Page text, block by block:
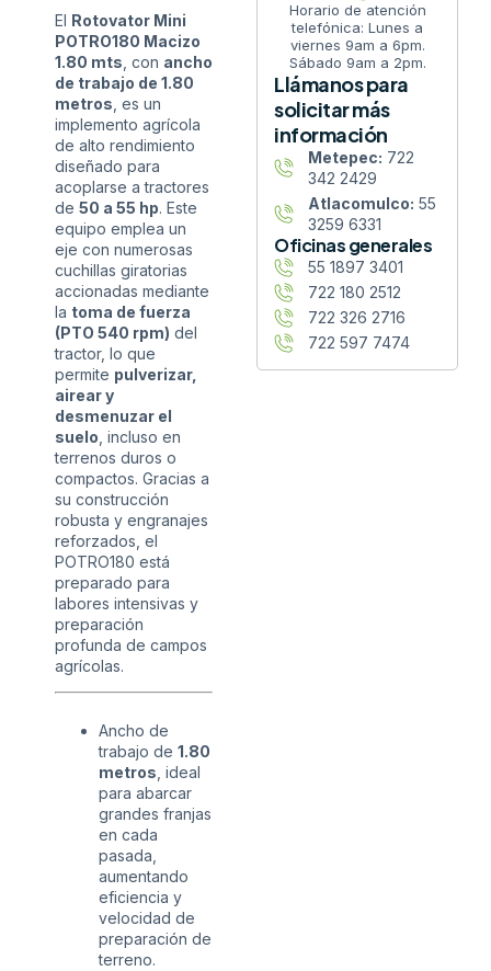
El Rotovator Mini
POTRO180 Macizo
1.80 mts , con ancho
de trabajo de 1.80
metros , es un
implemento agrícola
de alto rendimiento
diseñado para
acoplarse a tractores
de 50 a 55 hp. Este
equipo emplea un
eje con numerosas
cuchillas giratorias
accionadas mediante
la toma de fuerza
(PTO 540 rpm) del
tractor, lo que
permite pulverizar,
airear y
desmenuzar el
suelo , incluso en
terrenos duros o
compactos. Gracias a
su construcción
robusta y engranajes
reforzados, el
POTRO180 está
preparado para
labores intensivas y
preparación
profunda de campos
agrícolas.
Ancho de
trabajo de 1.80
metros , ideal
para abarcar
grandes franjas
en cada
pasada,
aumentando
eficiencia y
velocidad de
preparación de
terreno.
Horario de atención
telefónica: Lunes a
viernes 9am a 6pm.
Sábado 9am a 2pm.
Llámanos para
solicitar más
información
Metepec: 722
342 2429
Atlacomulco: 55
3259 6331
Oficinas generales
55 1897 3401
722 180 2512
722 326 2716
722 597 7474